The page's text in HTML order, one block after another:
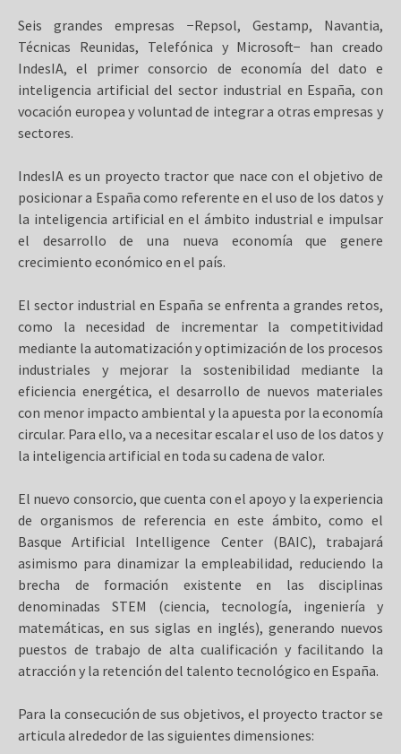
Seis grandes empresas −Repsol, Gestamp, Navantia,
Técnicas Reunidas, Telefónica y Microsoft− han creado
IndesIA, el primer consorcio de economía del dato e
inteligencia artificial del sector industrial en España, con
vocación europea y voluntad de integrar a otras empresas y
sectores.
IndesIA es un proyecto tractor que nace con el objetivo de
posicionar a España como referente en el uso de los datos y
la inteligencia artificial en el ámbito industrial e impulsar
el desarrollo de una nueva economía que genere
crecimiento económico en el país.
El sector industrial en España se enfrenta a grandes retos,
como la necesidad de incrementar la competitividad
mediante la automatización y optimización de los procesos
industriales y mejorar la sostenibilidad mediante la
eficiencia energética, el desarrollo de nuevos materiales
con menor impacto ambiental y la apuesta por la economía
circular. Para ello, va a necesitar escalar el uso de los datos y
la inteligencia artificial en toda su cadena de valor.
El nuevo consorcio, que cuenta con el apoyo y la experiencia
de organismos de referencia en este ámbito, como el
Basque Artificial Intelligence Center (BAIC), trabajará
asimismo para dinamizar la empleabilidad, reduciendo la
brecha de formación existente en las disciplinas
denominadas STEM (ciencia, tecnología, ingeniería y
matemáticas, en sus siglas en inglés), generando nuevos
puestos de trabajo de alta cualificación y facilitando la
atracción y la retención del talento tecnológico en España.
Para la consecución de sus objetivos, el proyecto tractor se
articula alrededor de las siguientes dimensiones: